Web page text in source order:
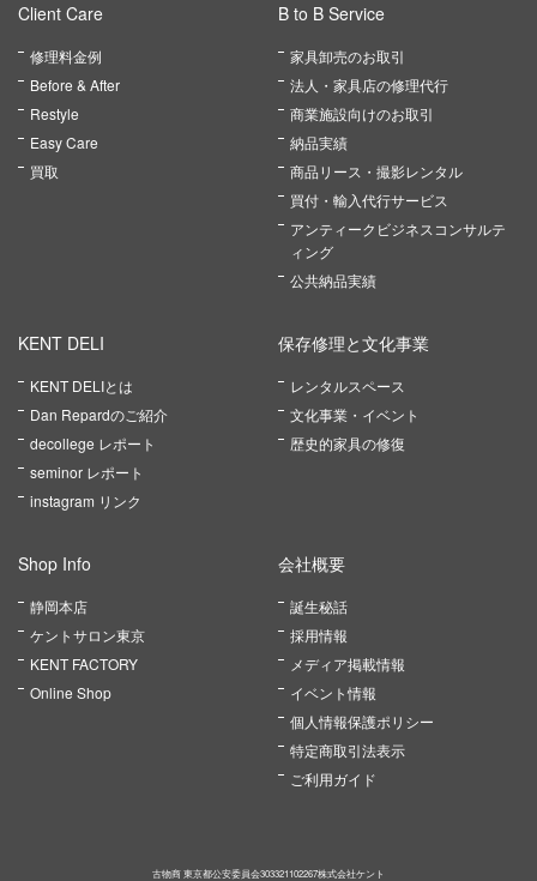
Client Care
修理料金例
Before & After
Restyle
Easy Care
買取
B to B Service
家具卸売のお取引
法人・家具店の修理代行
商業施設向けのお取引
納品実績
商品リース・撮影レンタル
買付・輸入代行サービス
アンティークビジネスコンサルテ
ィング
公共納品実績
KENT DELI
KENT DELIとは
Dan Repardのご紹介
decollege レポート
seminor レポート
instagram リンク
保存修理と文化事業
レンタルスペース
文化事業・イベント
歴史的家具の修復
Shop Info
静岡本店
ケントサロン東京
KENT FACTORY
Online Shop
会社概要
誕生秘話
採用情報
メディア掲載情報
イベント情報
個人情報保護ポリシー
特定商取引法表示
ご利用ガイド
古物商 東京都公安委員会303321102267株式会社ケント